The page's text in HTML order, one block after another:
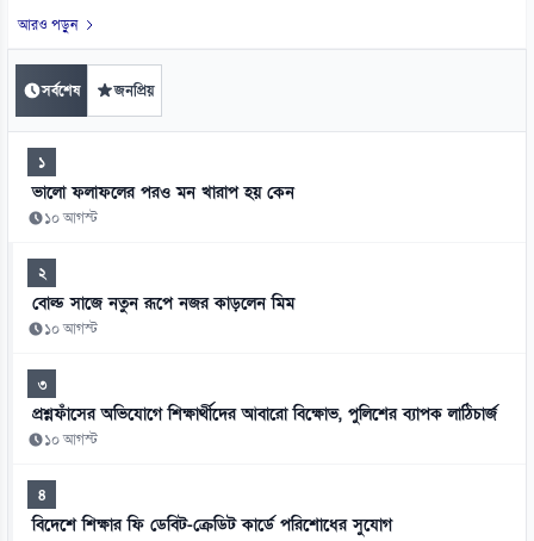
আরও পড়ুন
সর্বশেষ জনপ্রিয়
১
ভালো ফলাফলের পরও মন খারাপ হয় কেন
১০ আগস্ট
২
বোল্ড সাজে নতুন রূপে নজর কাড়লেন মিম
১০ আগস্ট
৩
প্রশ্নফাঁসের অভিযোগে শিক্ষার্থীদের আবারো বিক্ষোভ, পুলিশের ব্যাপক লাঠিচার্জ
১০ আগস্ট
৪
বিদেশে শিক্ষার ফি ডেবিট-ক্রেডিট কার্ডে পরিশোধের সুযোগ